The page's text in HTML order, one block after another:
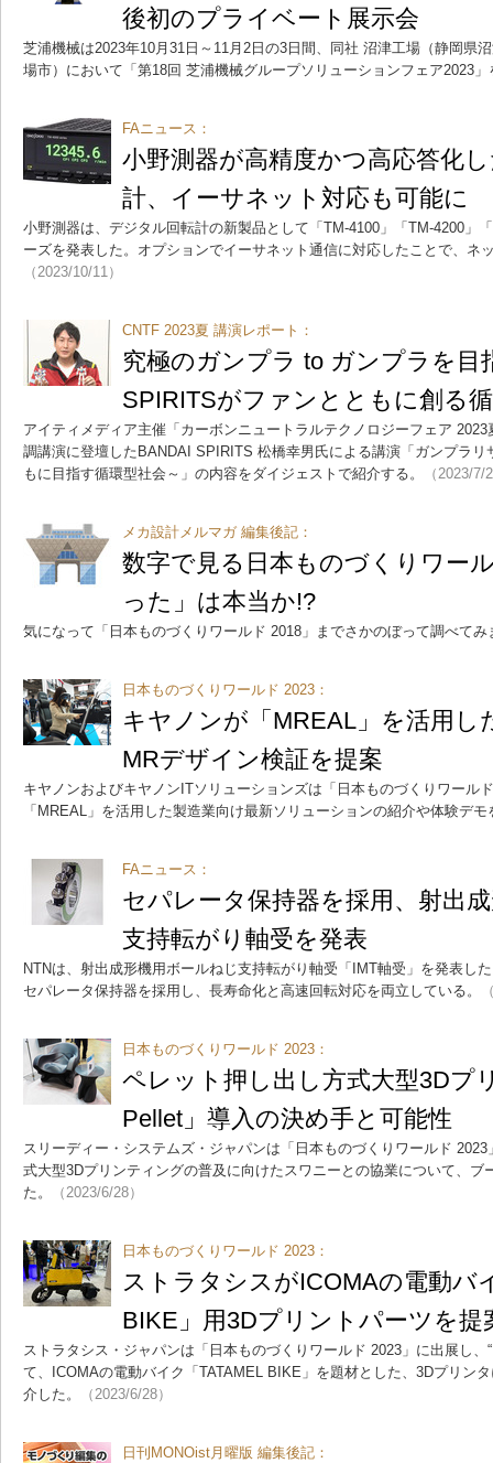
後初のプライベート展示会
芝浦機械は2023年10月31日～11月2日の3日間、同社 沼津工場（静岡県
場市）において「第18回 芝浦機械グループソリューションフェア2023
FAニュース：
小野測器が高精度かつ高応答化
計、イーサネット対応も可能に
小野測器は、デジタル回転計の新製品として「TM-4100」「TM-4200」
ーズを発表した。オプションでイーサネット通信に対応したことで、ネ
（2023/10/11）
CNTF 2023夏 講演レポート：
究極のガンプラ to ガンプラを目
SPIRITSがファンとともに創る
アイティメディア主催「カーボンニュートラルテクノロジーフェア
調講演に登壇したBANDAI SPIRITS 松橋幸男氏による講演「ガンプラ
もに目指す循環型社会～」の内容をダイジェストで紹介する。
（2023/7/
メカ設計メルマガ 編集後記：
数字で見る日本ものづくりワー
った」は本当か!?
気になって「日本ものづくりワールド 2018」までさかのぼって調べてみ
日本ものづくりワールド 2023：
キヤノンが「MREAL」を活用し
MRデザイン検証を提案
キヤノンおよびキヤノンITソリューションズは「日本ものづくりワール
「MREAL」を活用した製造業向け最新ソリューションの紹介や体験デモ
FAニュース：
セパレータ保持器を採用、射出
支持転がり軸受を発表
NTNは、射出成形機用ボールねじ支持転がり軸受「IMT軸受」を発表し
セパレータ保持器を採用し、長寿命化と高速回転対応を両立している。
日本ものづくりワールド 2023：
ペレット押し出し方式大型3Dプ
Pellet」導入の決め手と可能性
スリーディー・システムズ・ジャパンは「日本ものづくりワールド
式大型3Dプリンティングの普及に向けたスワニーとの協業について、ブ
た。
（2023/6/28）
日本ものづくりワールド 2023：
ストラタシスがICOMAの電動バ
BIKE」用3Dプリントパーツを提
ストラタシス・ジャパンは「日本ものづくりワールド 2023」に出展し、
て、ICOMAの電動バイク「TATAMEL BIKE」を題材とした、3Dプリン
介した。
（2023/6/28）
日刊MONOist月曜版 編集後記：